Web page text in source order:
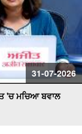
31-07-2026
'ਚ ਮਚਿਆ ਬਵਾਲ